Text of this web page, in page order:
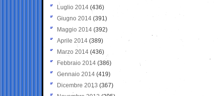
Luglio 2014 (436)
Giugno 2014 (391)
Maggio 2014 (392)
Aprile 2014 (389)
Marzo 2014 (436)
Febbraio 2014 (386)
Gennaio 2014 (419)
Dicembre 2013 (367)